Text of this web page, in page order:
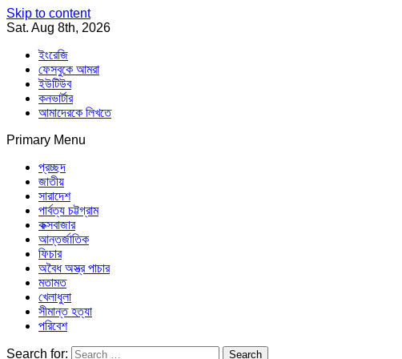
Skip to content
Sat. Aug 8th, 2026
ইংরেজি
ফেসবুকে আমরা
ইউটিউব
কনভার্টার
আমাদেরকে লিখতে
Primary Menu
Southeast Asia Journal
প্রচ্ছদ
জাতীয়
সারাদেশ
পার্বত্য চট্টগ্রাম
কক্সবাজার
আন্তর্জাতিক
ফিচার
অবৈধ অস্ত্র পাচার
মতামত
খেলাধুলা
সীমান্ত হত্যা
পরিবেশ
Search for: